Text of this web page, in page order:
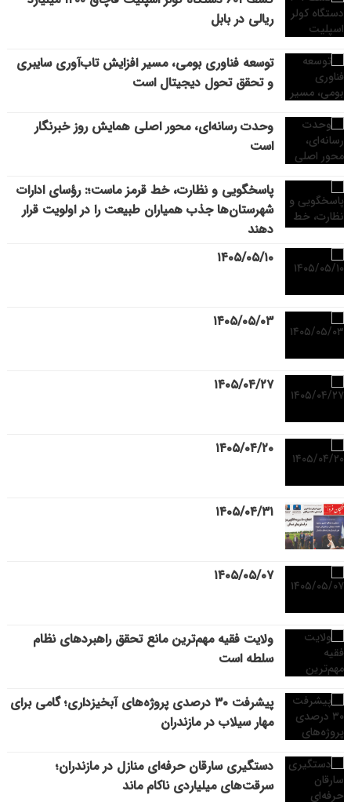
ریالی در بابل
توسعه فناوری بومی، مسیر افزایش تاب‌آوری سایبری
و تحقق تحول دیجیتال است
وحدت رسانه‌ای، محور اصلی همایش روز خبرنگار
است
پاسخگویی و نظارت، خط قرمز ماست؛: رؤسای ادارات
شهرستان‌ها جذب همیاران طبیعت را در اولویت قرار
دهند
۱۴۰۵/۰۵/۱۰
۱۴۰۵/۰۵/۰۳
۱۴۰۵/۰۴/۲۷
۱۴۰۵/۰۴/۲۰
۱۴۰۵/۰۴/۳۱
۱۴۰۵/۰۵/۰۷
ولایت فقیه مهم‌ترین مانع تحقق راهبردهای نظام
سلطه است
پیشرفت ۳۰ درصدی پروژه‌های آبخیزداری؛ گامی برای
مهار سیلاب در مازندران
دستگیری سارقان حرفه‌ای منازل در مازندران؛
سرقت‌های میلیاردی ناکام ماند